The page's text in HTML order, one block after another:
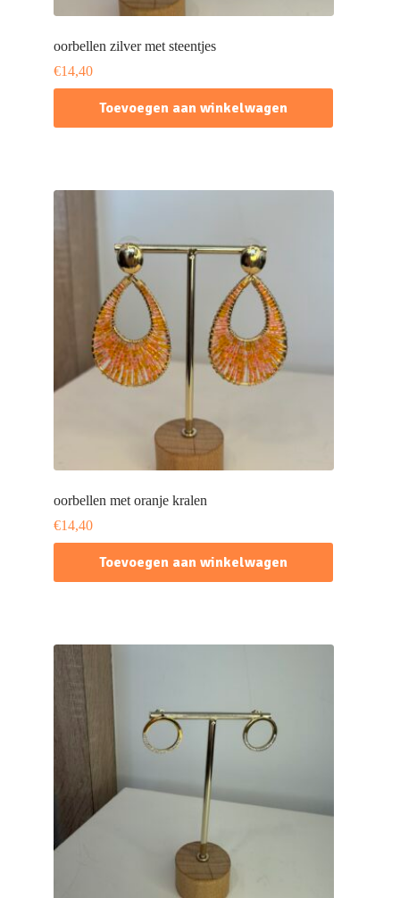
oorbellen zilver met steentjes
€14,40
Toevoegen aan winkelwagen
oorbellen met oranje kralen
€14,40
Toevoegen aan winkelwagen